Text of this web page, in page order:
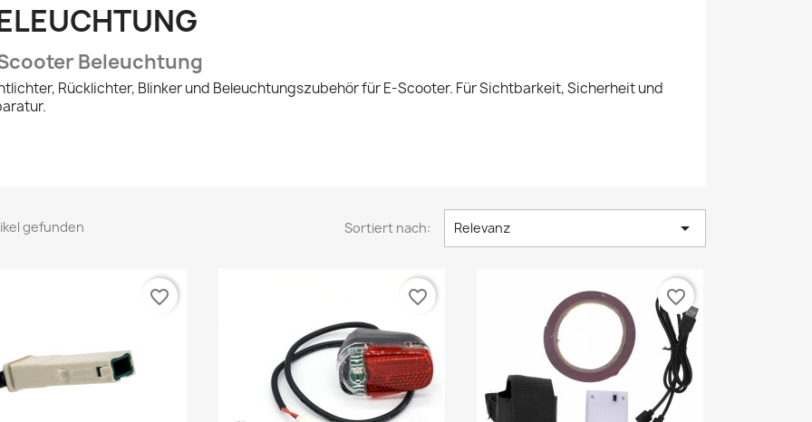
Beleuchtung
Rücklichter, Blinker und Beleuchtungszubehör für E-Scooter. Für Sichtbarkeit, Sicherheit und
gefunden Sortiert nach: Relevanz 
favorite_border favorite_border favorite_border